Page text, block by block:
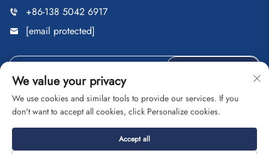
+86-138 5042 6917
[email protected]
Copyright © Fuzhou Saipulang Trading Co., Ltd. Wszelkie
Polityka prywatności
We value your privacy
We use cookies and similar tools to provide our services. If you
don't want to accept all cookies, click Personalize cookies.
Accept all